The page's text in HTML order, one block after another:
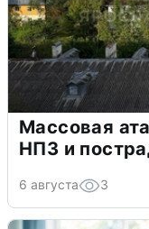
Массовая
НПЗ и
6 августа 3